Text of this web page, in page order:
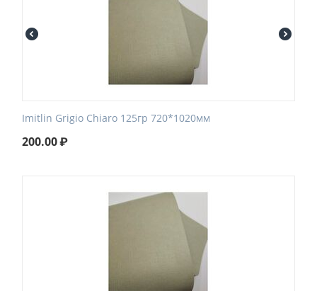
Imitlin Grigio Chiaro 125гр 720*1020мм
200.00₽